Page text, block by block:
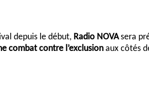
depuis le début, Radio NOVAsera
combat contre l’exclusionaux côtés